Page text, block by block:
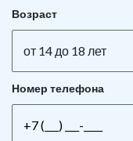
Возраст
от 14 до 18 лет
Номер телефона